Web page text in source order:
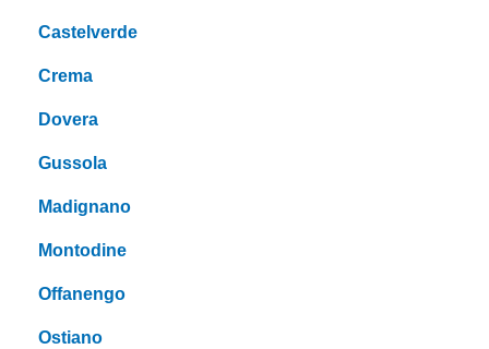
Castelverde
Crema
Dovera
Gussola
Madignano
Montodine
Offanengo
Ostiano